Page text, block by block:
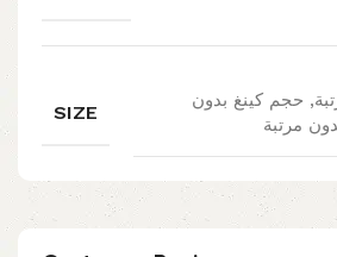
SIZE
حجم كينغ بدون
مرتبة